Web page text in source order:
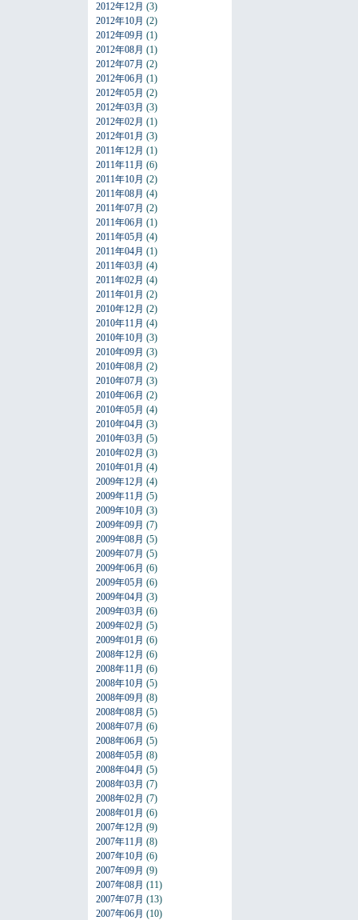
2012年12月 (3)
2012年10月 (2)
2012年09月 (1)
2012年08月 (1)
2012年07月 (2)
2012年06月 (1)
2012年05月 (2)
2012年03月 (3)
2012年02月 (1)
2012年01月 (3)
2011年12月 (1)
2011年11月 (6)
2011年10月 (2)
2011年08月 (4)
2011年07月 (2)
2011年06月 (1)
2011年05月 (4)
2011年04月 (1)
2011年03月 (4)
2011年02月 (4)
2011年01月 (2)
2010年12月 (2)
2010年11月 (4)
2010年10月 (3)
2010年09月 (3)
2010年08月 (2)
2010年07月 (3)
2010年06月 (2)
2010年05月 (4)
2010年04月 (3)
2010年03月 (5)
2010年02月 (3)
2010年01月 (4)
2009年12月 (4)
2009年11月 (5)
2009年10月 (3)
2009年09月 (7)
2009年08月 (5)
2009年07月 (5)
2009年06月 (6)
2009年05月 (6)
2009年04月 (3)
2009年03月 (6)
2009年02月 (5)
2009年01月 (6)
2008年12月 (6)
2008年11月 (6)
2008年10月 (5)
2008年09月 (8)
2008年08月 (5)
2008年07月 (6)
2008年06月 (5)
2008年05月 (8)
2008年04月 (5)
2008年03月 (7)
2008年02月 (7)
2008年01月 (6)
2007年12月 (9)
2007年11月 (8)
2007年10月 (6)
2007年09月 (9)
2007年08月 (11)
2007年07月 (13)
2007年06月 (10)